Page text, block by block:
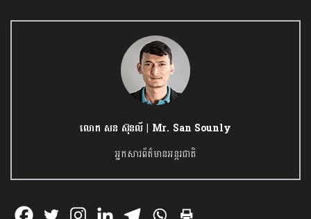
លោក សន ស៊ុនលី | Mr. San Sounly
អ្នកសារព័ត៌មានអន្តរជាតិ